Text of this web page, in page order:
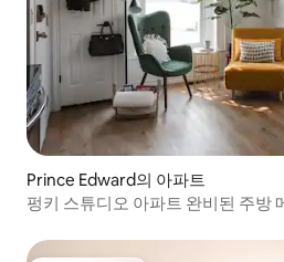
Prince Edward의 아파트
펑키 스튜디오 아파트 완비된 주방